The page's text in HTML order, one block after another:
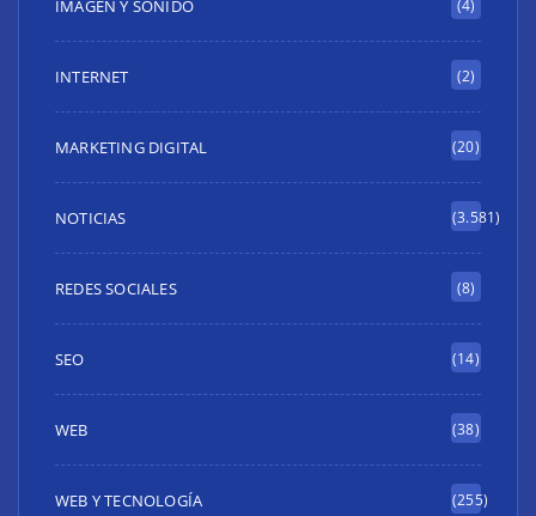
IMAGEN Y SONIDO (4)
INTERNET (2)
MARKETING DIGITAL (20)
NOTICIAS (3.581)
REDES SOCIALES (8)
SEO (14)
WEB (38)
WEB Y TECNOLOGÍA (255)